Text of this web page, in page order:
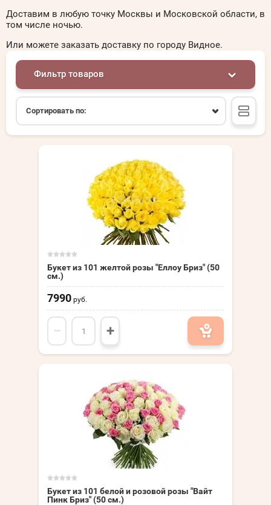
Доставим в любую точку Москвы и Московской области, в
том числе ночью.
Или можете заказать доставку по городу Видное.
Фильтр товаров
Сортировать по:
Букет из 101 желтой розы "Еллоу Бриз" (50
см.)
7990 руб.
− +
Букет из 101 белой и розовой розы "Вайт
Пинк Бриз" (50 см.)